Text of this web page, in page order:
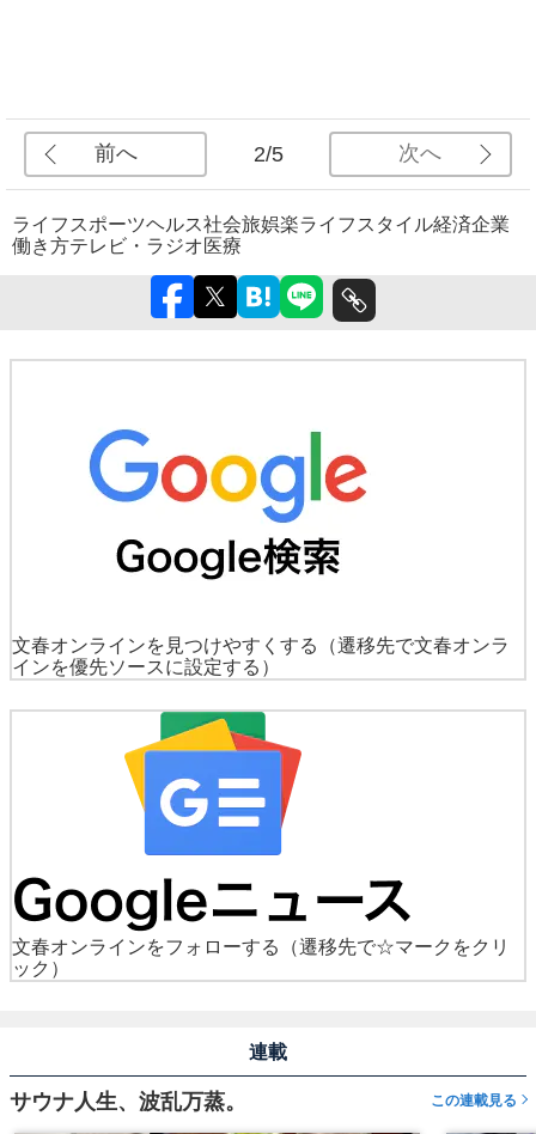
前へ 2/5 次へ
ライフ スポーツヘルス社会旅娯楽ライフスタイル経済企業
働き方テレビ・ラジオ医療
文春オンラインを見つけやすくする
（遷移先で文春オンラ
インを優先ソースに設定する）
文春オンラインをフォローする
（遷移先で☆マークをクリ
ック）
連載
サウナ人生、波乱万蒸。 この連載見る